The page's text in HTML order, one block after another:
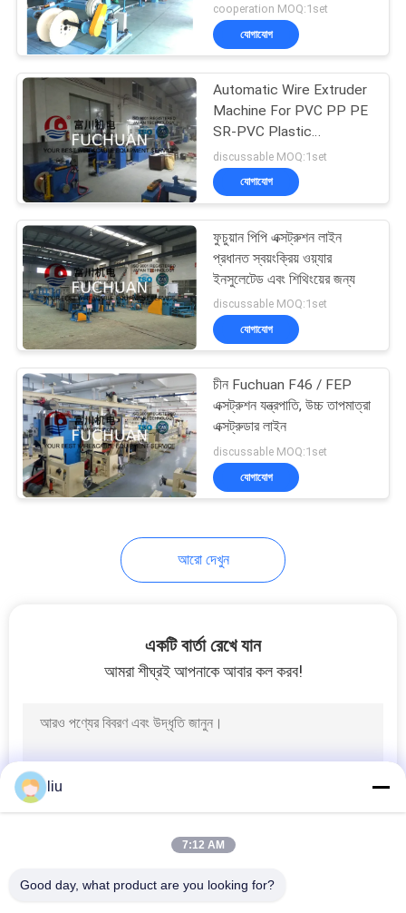
cooperation MOQ:1set
যোগাযোগ
Automatic Wire Extruder
Machine For PVC PP PE
SR-PVC Plastic
Extrusion Machine
discussable MOQ:1set
যোগাযোগ
ফুচুয়ান পিপি এক্সট্রুশন লাইন
প্রধানত স্বয়ংক্রিয় ওয়্যার
ইনসুলেটেড এবং শিথিংয়ের জন্য
discussable MOQ:1set
যোগাযোগ
চীন Fuchuan F46 / FEP
এক্সট্রুশন যন্ত্রপাতি, উচ্চ তাপমাত্রা
এক্সট্রুডার লাইন
discussable MOQ:1set
যোগাযোগ
আরো দেখুন
একটি বার্তা রেখে যান
আমরা শীঘ্রই আপনাকে আবার কল করব!
liu
7:12 AM
Good day, what product are you looking for?